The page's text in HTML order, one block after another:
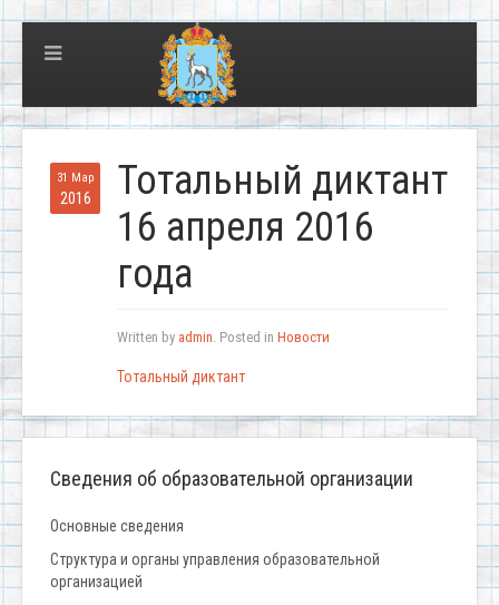
31 Мар
2016
Тотальный диктант
16 апреля 2016
года
Written by admin. Posted in Новости
Тотальный диктант
Сведения об образовательной организации
Основные сведения
Структура и органы управления образовательной
организацией